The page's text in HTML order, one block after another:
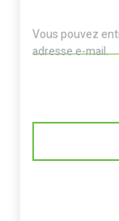
Vous pouvez
adresse e-mail.